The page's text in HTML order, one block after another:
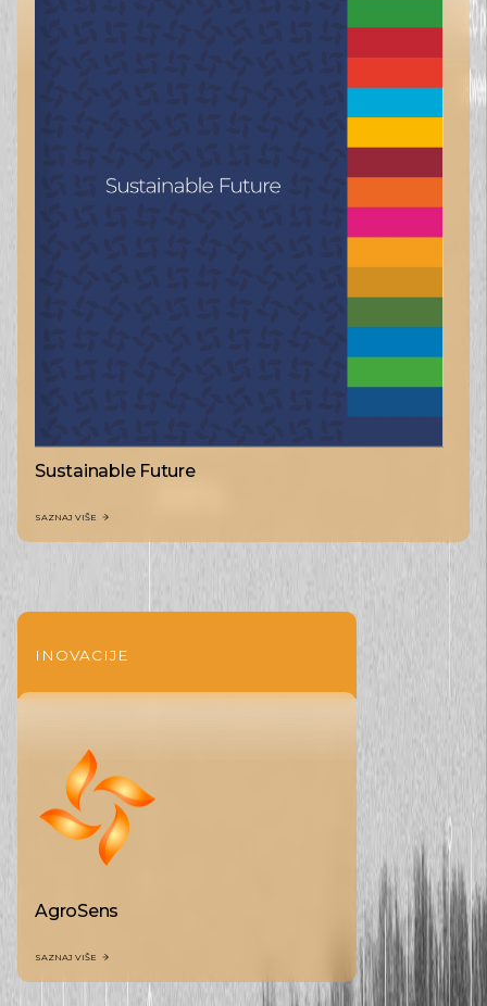
Sustainable Future
SAZNAJ VIŠE
INOVACIJE
AgroSens
SAZNAJ VIŠE